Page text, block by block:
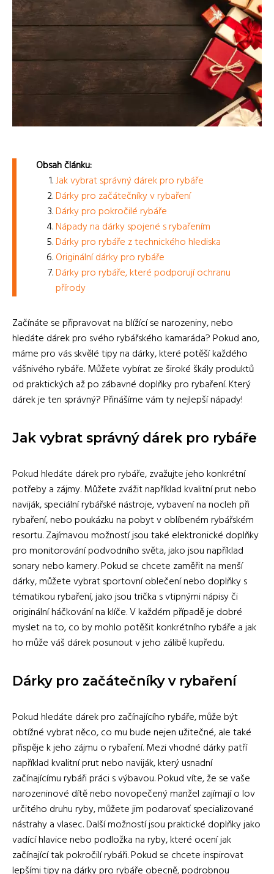
Obsah článku:
Jak vybrat správný dárek pro rybáře
Dárky pro začátečníky v rybaření
Dárky pro pokročilé rybáře
Nápady na dárky spojené s rybařením
Dárky pro rybáře z technického hlediska
Originální dárky pro rybáře
Dárky pro rybáře, které podporují ochranu
přírody
Začínáte se připravovat na blížící se narozeniny, nebo
hledáte dárek pro svého rybářského kamaráda? Pokud ano,
máme pro vás skvělé tipy na dárky, které potěší každého
vášnivého rybáře. Můžete vybírat ze široké škály produktů
od praktických až po zábavné doplňky pro rybaření. Který
dárek je ten správný? Přinášíme vám ty nejlepší nápady!
Jak vybrat správný dárek pro rybáře
Pokud hledáte dárek pro rybáře, zvažujte jeho konkrétní
potřeby a zájmy. Můžete zvážit například kvalitní prut nebo
naviják, speciální rybářské nástroje, vybavení na nocleh při
rybaření, nebo poukázku na pobyt v oblíbeném rybářském
resortu. Zajímavou možností jsou také elektronické doplňky
pro monitorování podvodního světa, jako jsou například
sonary nebo kamery. Pokud se chcete zaměřit na menší
dárky, můžete vybrat sportovní oblečení nebo doplňky s
tématikou rybaření, jako jsou trička s vtipnými nápisy či
originální háčkování na klíče. V každém případě je dobré
myslet na to, co by mohlo potěšit konkrétního rybáře a jak
ho může váš dárek posunout v jeho zálibě kupředu.
Dárky pro začátečníky v rybaření
Pokud hledáte dárek pro začínajícího rybáře, může být
obtížné vybrat něco, co mu bude nejen užitečné, ale také
přispěje k jeho zájmu o rybaření. Mezi vhodné dárky patří
například kvalitní prut nebo naviják, který usnadní
začínajícímu rybáři práci s výbavou. Pokud víte, že se vaše
narozeninové dítě nebo novopečený manžel zajímají o lov
určitého druhu ryby, můžete jim podarovať specializované
nástrahy a vlasec. Další možností jsou praktické doplňky jako
vadící hlavice nebo podložka na ryby, které ocení jak
začínající tak pokročilí rybáři. Pokud se chcete inspirovat
lepšími tipy na dárky pro rybáře obecně, podrobnou